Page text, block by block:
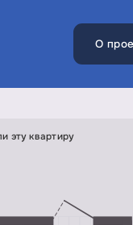
О
эту квартиру